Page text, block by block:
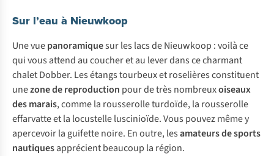
Sur l’eau à Nieuwkoop
Une vuepanoramiquesur les lacs de Nieuwkoop : voilà ce
qui vous attend au coucher et au lever dans ce charmant
chalet Dobber. Les étangs tourbeux et roselières constituent
unezone de reproduction pour de très nombreuxoiseaux
des marais, comme la rousserolle turdoïde, la rousserolle
effarvatte et la locustelle luscinioïde. Vous pouvez même y
apercevoir la guifette noire. En outre, lesamateurs de sports
nautiquesapprécient beaucoup la région.